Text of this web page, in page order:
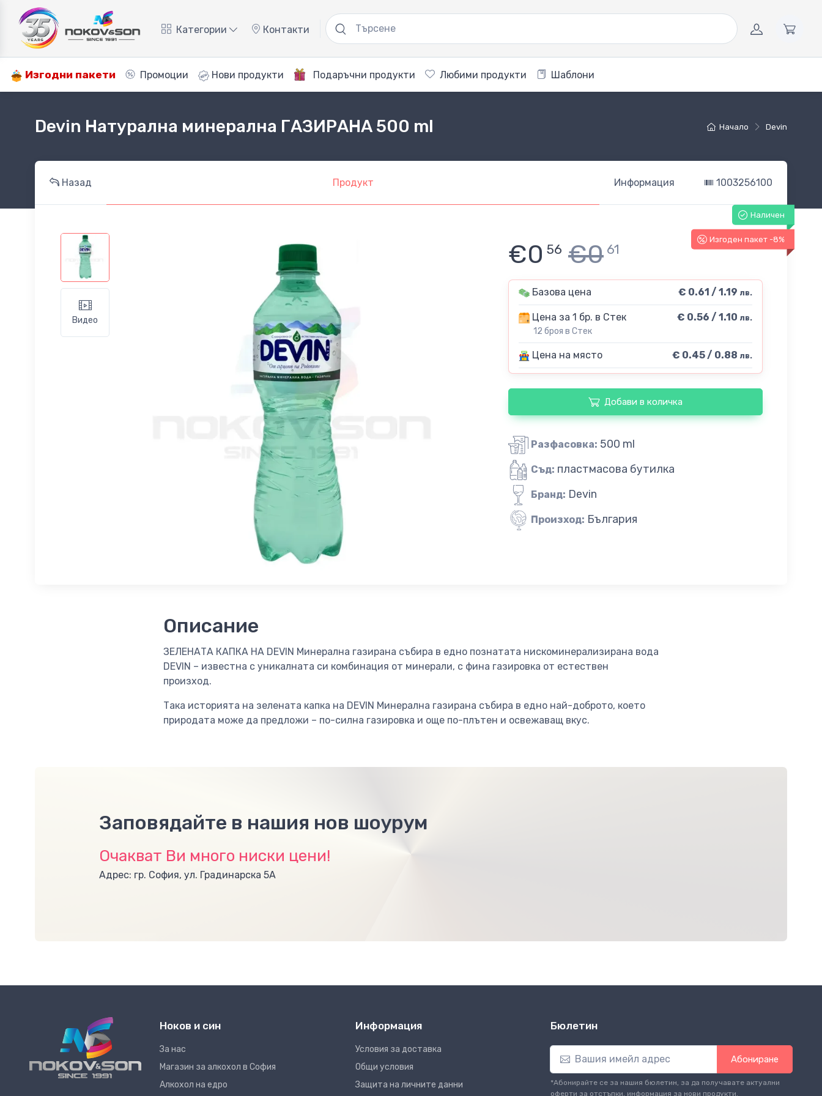
Категории Контакти
Изгодни пакети Промоции Нови продукти Подаръчни продукти Любими продукти Шаблони
Начало Devin
Devin Натурална минерална ГАЗИРАНА 500 ml
Назад Продукт Информация 1003256100
Видео
Наличен
Изгоден пакет -8%
€0 56 €0 61
Базова цена € 0.61 / 1.19 лв.
Цена за 1 бр. в Стек
12 броя в Стек
€ 0.56 / 1.10 лв.
Цена на място € 0.45 / 0.88 лв.
Добави в количка
Разфасовка: 500 ml
Съд: пластмасова бутилка
Бранд: Devin
Произход: България
Описание
ЗЕЛЕНАТА КАПКА НА DEVIN Минерална газирана събира в едно познатата нискоминерализирана вода
DEVIN – известна с уникалната си комбинация от минерали, с фина газировка от естествен
произход.
Така историята на зелената капка на DEVIN Минерална газирана събира в едно най-доброто, което
природата може да предложи – по-силна газировка и още по-плътен и освежаващ вкус.
Заповядайте в нашия нов шоурум
Очакват Ви много ниски цени!
Адрес: гр. София, ул. Градинарска 5А
Ноков и син
За нас
Магазин за алкохол в София
Алкохол на едро
Информация
Условия за доставка
Общи условия
Защита на личните данни
Бюлетин
Абониране
*Абонирайте се за нашия бюлетин, за да получавате актуални
оферти за отстъпки, информация за нови продукти.